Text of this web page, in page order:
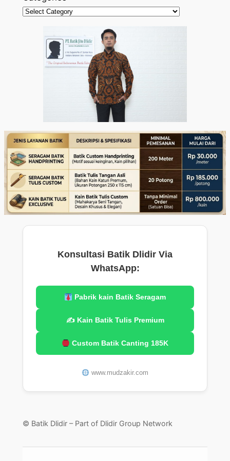
Konsultasi Batik Dlidir Via
WhatsApp:
Pabrik kain Batik Seragam
✍️ Kain Batik Tulis Premium
Custom Batik Canting 185K
www.mudzakir.com
© Batik Dlidir – Part of Dlidir Group Network